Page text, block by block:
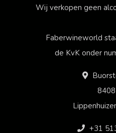
Wij verkopen geen
Faberwineworld
de KvK onder
+31